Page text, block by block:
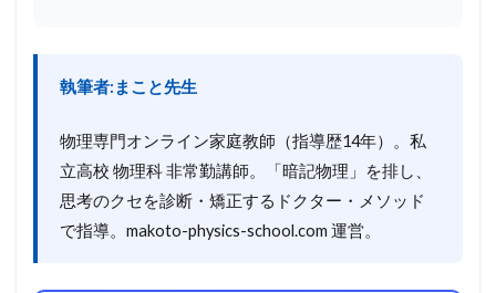
執筆者:まこと先生
物理専門オンライン家庭教師（指導歴14年）。私
立高校 物理科 非常勤講師。「暗記物理」を排し、
思考のクセを診断・矯正するドクター・メソッド
で指導。makoto-physics-school.com 運営。